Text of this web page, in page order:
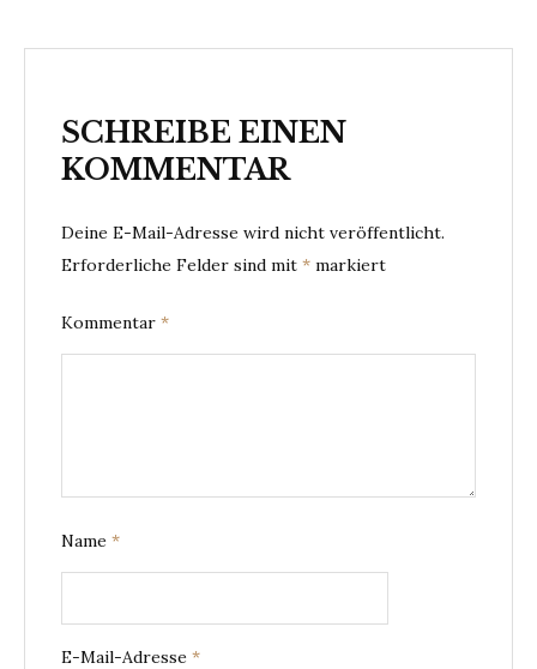
SCHREIBE EINEN
KOMMENTAR
Deine E-Mail-Adresse wird nicht veröffentlicht.
Erforderliche Felder sind mit * markiert
Kommentar *
Name *
E-Mail-Adresse *